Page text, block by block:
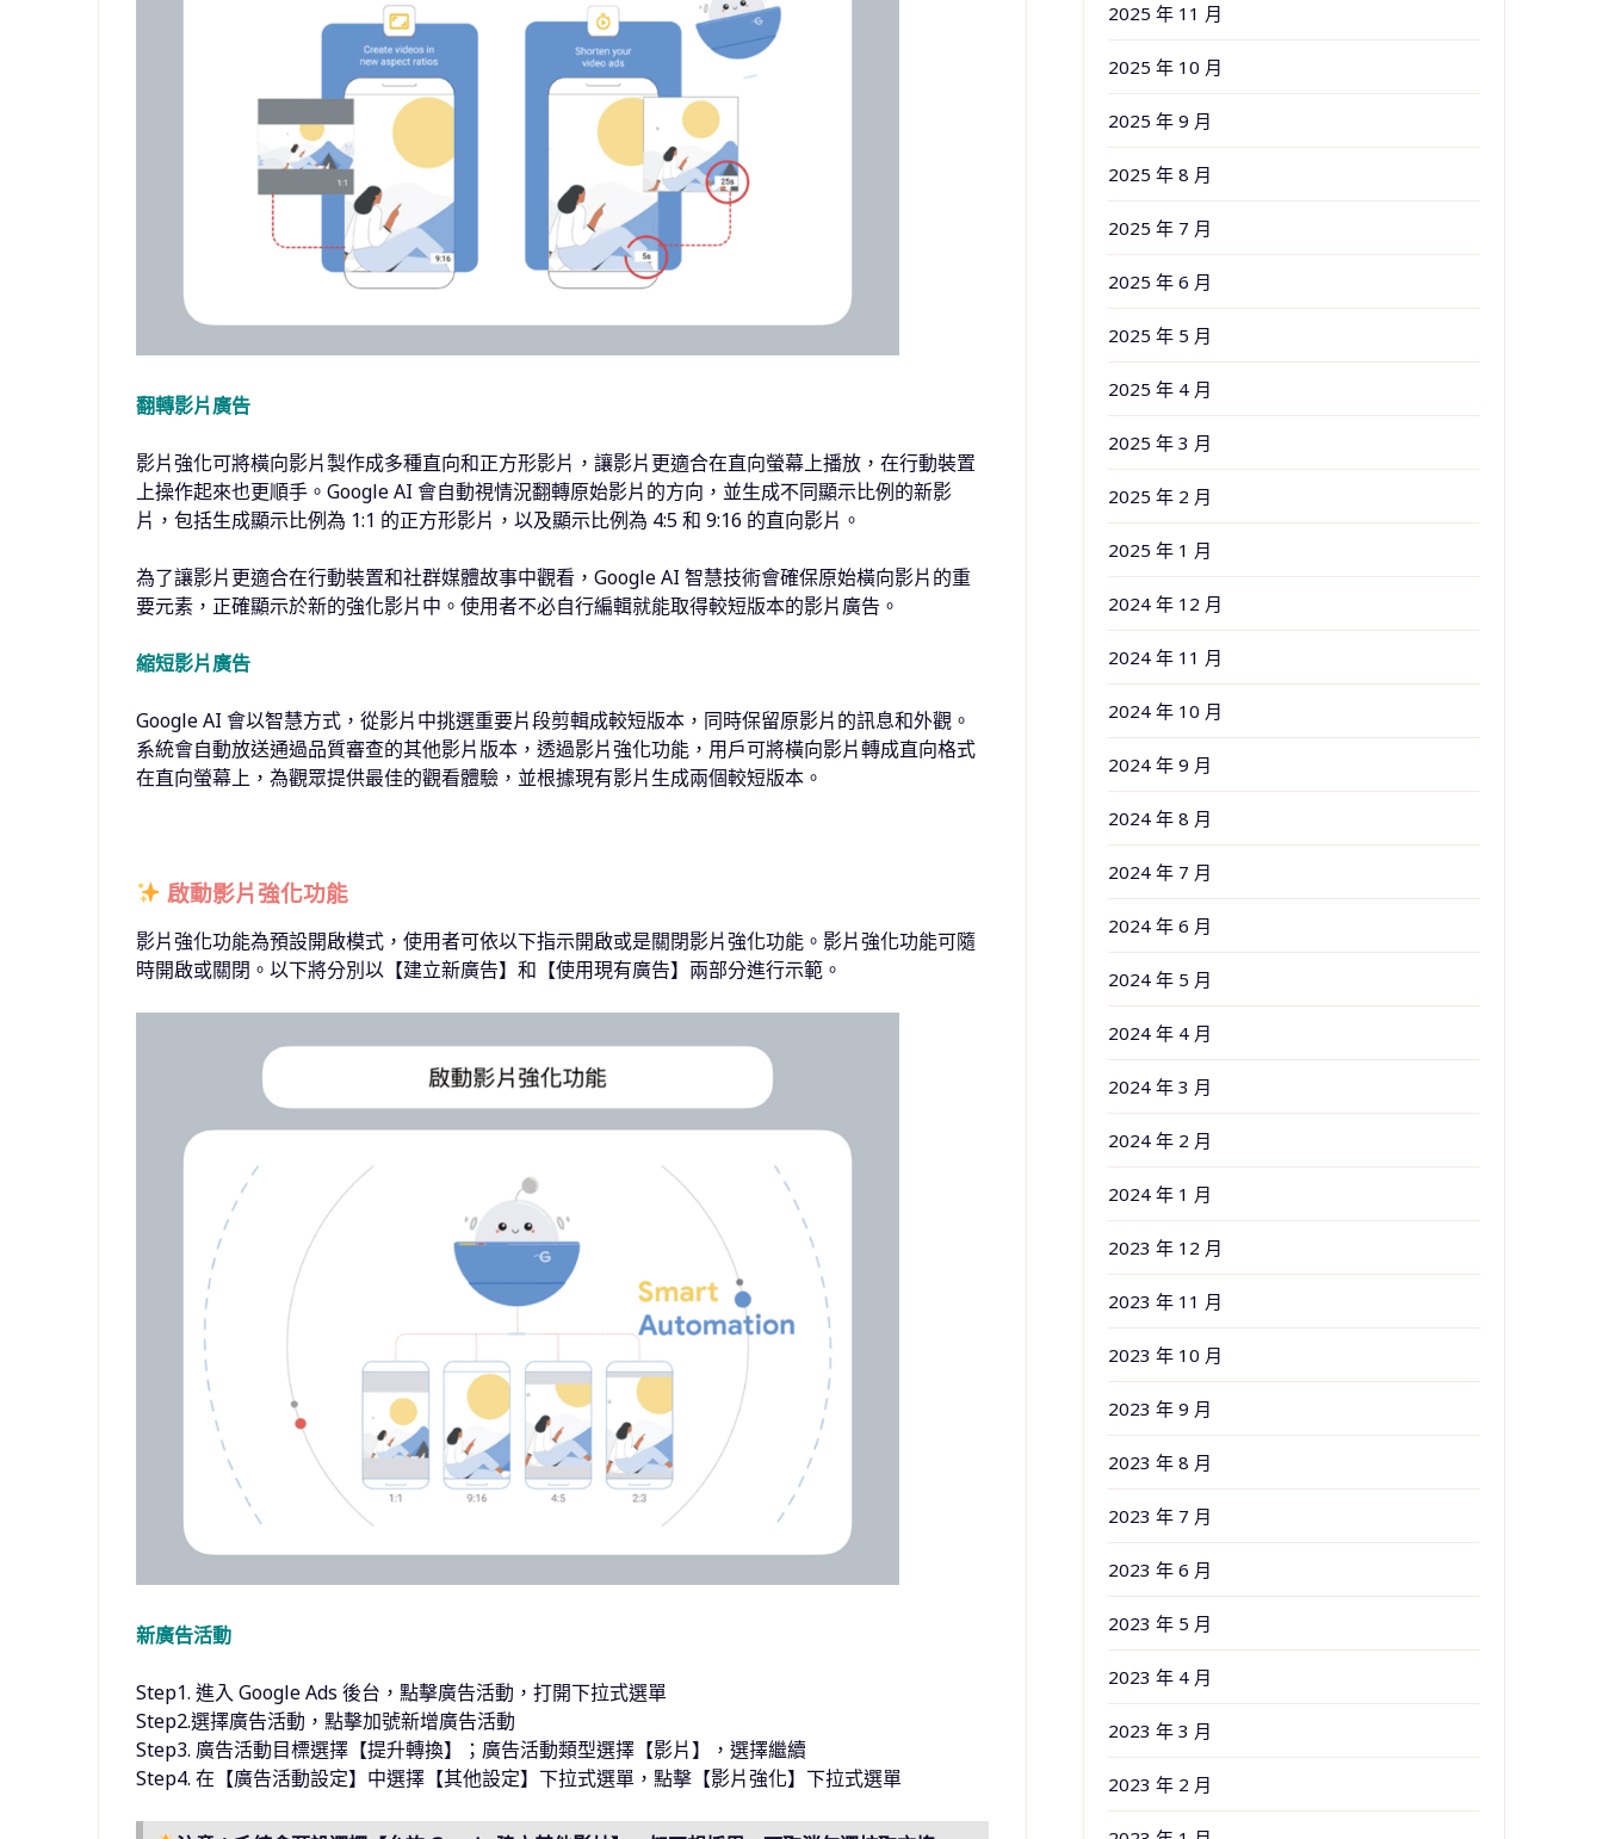
翻轉影片廣告
影片強化可將橫向影片製作成多種直向和正方形影片，讓影片更適合在直向螢幕上播放，在行動裝置
上操作起來也更順手。Google AI 會自動視情況翻轉原始影片的方向，並生成不同顯示比例的新影
片，包括生成顯示比例為 1:1 的正方形影片，以及顯示比例為 4:5 和 9:16 的直向影片。
為了讓影片更適合在行動裝置和社群媒體故事中觀看，Google AI 智慧技術會確保原始橫向影片的重
要元素，正確顯示於新的強化影片中。使用者不必自行編輯就能取得較短版本的影片廣告。
縮短影片廣告
Google AI 會以智慧方式，從影片中挑選重要片段剪輯成較短版本，同時保留原影片的訊息和外觀。
系統會自動放送通過品質審查的其他影片版本，透過影片強化功能，用戶可將橫向影片轉成直向格式
在直向螢幕上，為觀眾提供最佳的觀看體驗，並根據現有影片生成兩個較短版本。
啟動影片強化功能
影片強化功能為預設開啟模式，使用者可依以下指示開啟或是關閉影片強化功能。影片強化功能可隨
時開啟或關閉。以下將分別以【建立新廣告】和【使用現有廣告】兩部分進行示範。
新廣告活動
Step1. 進入 Google Ads 後台，點擊廣告活動，打開下拉式選單
Step2.選擇廣告活動，點擊加號新增廣告活動
Step3. 廣告活動目標選擇【提升轉換】；廣告活動類型選擇【影片】，選擇繼續
Step4. 在【廣告活動設定】中選擇【其他設定】下拉式選單，點擊【影片強化】下拉式選單
2025 年 11 月
2025 年 10 月
2025 年 9 月
2025 年 8 月
2025 年 7 月
2025 年 6 月
2025 年 5 月
2025 年 4 月
2025 年 3 月
2025 年 2 月
2025 年 1 月
2024 年 12 月
2024 年 11 月
2024 年 10 月
2024 年 9 月
2024 年 8 月
2024 年 7 月
2024 年 6 月
2024 年 5 月
2024 年 4 月
2024 年 3 月
2024 年 2 月
2024 年 1 月
2023 年 12 月
2023 年 11 月
2023 年 10 月
2023 年 9 月
2023 年 8 月
2023 年 7 月
2023 年 6 月
2023 年 5 月
2023 年 4 月
2023 年 3 月
2023 年 2 月